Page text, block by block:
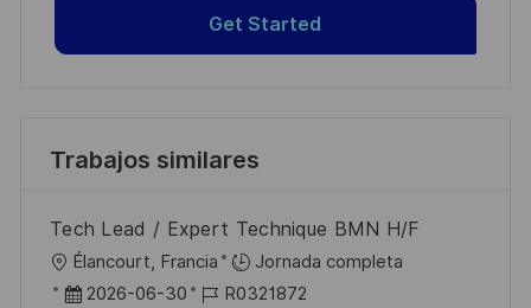
Get Started
Trabajos similares
Tech Lead / Expert Technique BMN H/F
U
b
Élancourt, Francia
Jornada completa
F
2026-06-30
I
R0321872